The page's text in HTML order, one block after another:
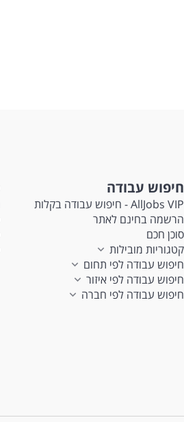
חיפוש עבודה
AllJobs VIP - חיפוש עבודה בקלות
הרשמה בחינם לאתר
סוכן חכם
קטגוריות מובילות
חיפוש עבודה לפי תחום
חיפוש עבודה לפי איזור
חיפוש עבודה לפי חברה